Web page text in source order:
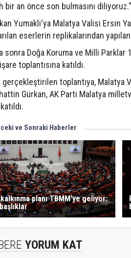
bir an önce son bulmasını diliyoruz."
Yumaklı'ya Malatya Valisi Ersin
eserlerin replikalarından
sonra Doğa Koruma ve Milli Parklar
toplantısına katıldı.
gerçekleştirilen toplantıya, Malatya
Gürkan, AK Parti Malatya
ve Sonraki Haberler
planı TBMM'ye geliyor:
YORUM KAT